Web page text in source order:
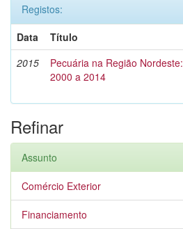
Registos:
Data
Título
2015
Pecuária na Região Nordeste:
2000 a 2014
Refinar
Assunto
Comércio Exterior
Financiamento